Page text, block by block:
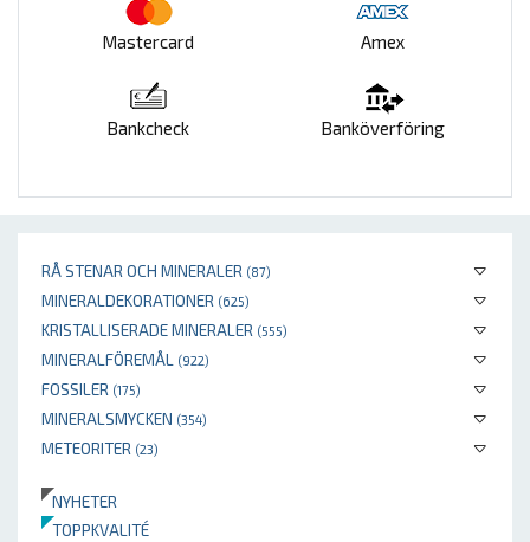
RÅ STENAR OCH MINERALER (87)
MINERALDEKORATIONER (625)
KRISTALLISERADE MINERALER (555)
MINERALFÖREMÅL (922)
FOSSILER (175)
MINERALSMYCKEN (354)
METEORITER (23)
NYHETER
TOPPKVALITÉ
Mastercard Amex
Bankcheck Banköverföring